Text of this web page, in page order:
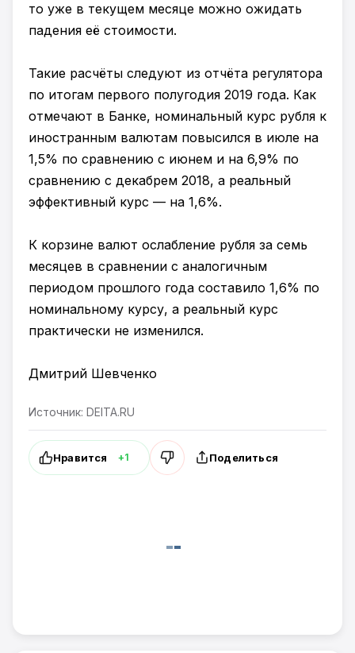
то уже в текущем месяце можно ожидать
падения её стоимости.
Такие расчёты следуют из отчёта регулятора
по итогам первого полугодия 2019 года. Как
отмечают в Банке, номинальный курс рубля к
иностранным валютам повысился в июле на
1,5% по сравнению с июнем и на 6,9% по
сравнению с декабрем 2018, а реальный
эффективный курс — на 1,6%.
К корзине валют ослабление рубля за семь
месяцев в сравнении с аналогичным
периодом прошлого года составило 1,6% по
номинальному курсу, а реальный курс
практически не изменился.
Дмитрий Шевченко
Источник: DEITA.RU
Нравится +1 Поделиться